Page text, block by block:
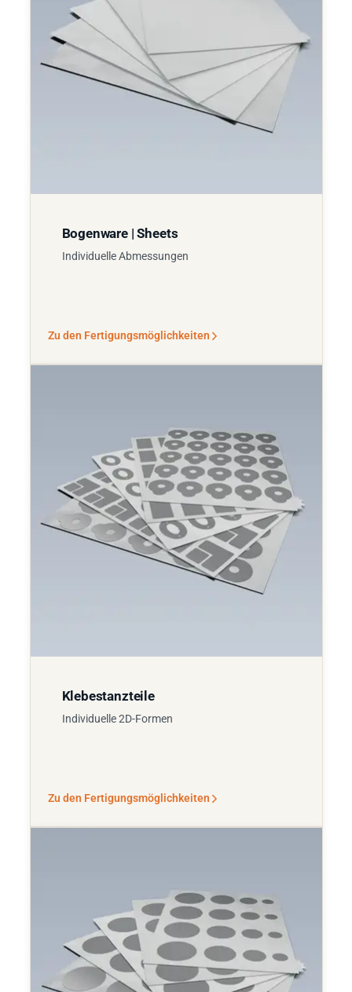
Bogenware | Sheets
Individuelle Abmessungen
Zu den Fertigungsmöglichkeiten
Klebestanzteile
Individuelle 2D-Formen
Zu den Fertigungsmöglichkeiten